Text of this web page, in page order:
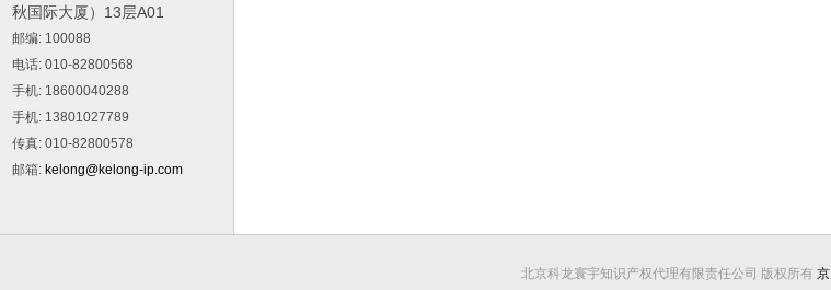
秋国际大厦）13层A01
邮编: 100088
电话: 010-82800568
手机: 18600040288
手机: 13801027789
传真: 010-82800578
邮箱: kelong@kelong-ip.com
北京科龙寰宇知识产权代理有限责任公司 版权所有